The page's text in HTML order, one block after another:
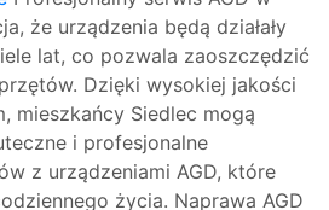
że urządzenia będą działały
lat, co pozwala zaoszczędzić
Dzięki wysokiej jakości
mieszkańcy Siedlec mogą
i profesjonalne
z urządzeniami AGD, które
życia. Naprawa AGD